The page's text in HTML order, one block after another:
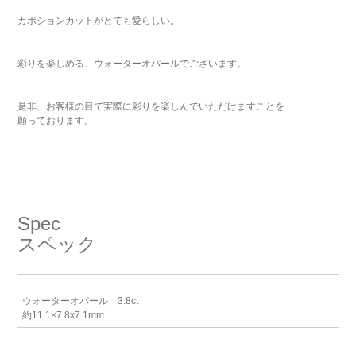
カボションカットがとても愛らしい。
彩りを楽しめる、ウォーターオパールでございます。
是非、お客様の目で実際に彩りを楽しんでいただけますことを
願っております。
Spec
スペック
ウォーターオパール 3.8ct
約11.1×7.8x7.1mm